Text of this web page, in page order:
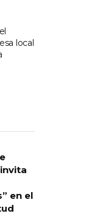
local
en el